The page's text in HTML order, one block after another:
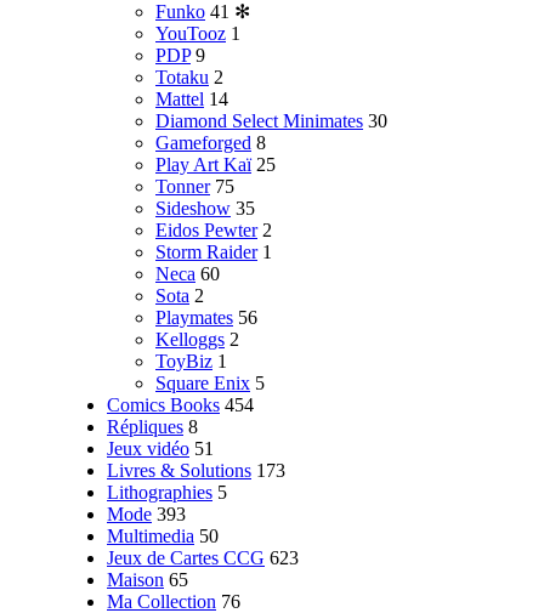
Funko 41 ✻
YouTooz 1
PDP 9
Totaku 2
Mattel 14
Diamond Select Minimates 30
Gameforged 8
Play Art Kaï 25
Tonner 75
Sideshow 35
Eidos Pewter 2
Storm Raider 1
Neca 60
Sota 2
Playmates 56
Kelloggs 2
ToyBiz 1
Square Enix 5
Comics Books 454
Répliques 8
Jeux vidéo 51
Livres & Solutions 173
Lithographies 5
Mode 393
Multimedia 50
Jeux de Cartes CCG 623
Maison 65
Ma Collection 76